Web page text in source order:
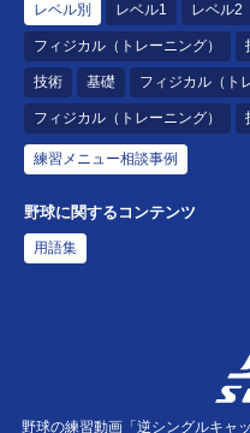
レベル別 レベル1 レベル2
フィジカル（トレーニング）
技術 基礎 フィジカル（ト
フィジカル（トレーニング）
練習メニュー相談事例
野球に関するコンテンツ
用語集
野球の練習動画「逆シングルキャ